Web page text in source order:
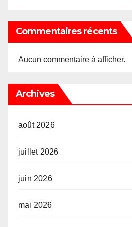
Commentaires récents
Aucun commentaire à afficher.
Archives
août 2026
juillet 2026
juin 2026
mai 2026